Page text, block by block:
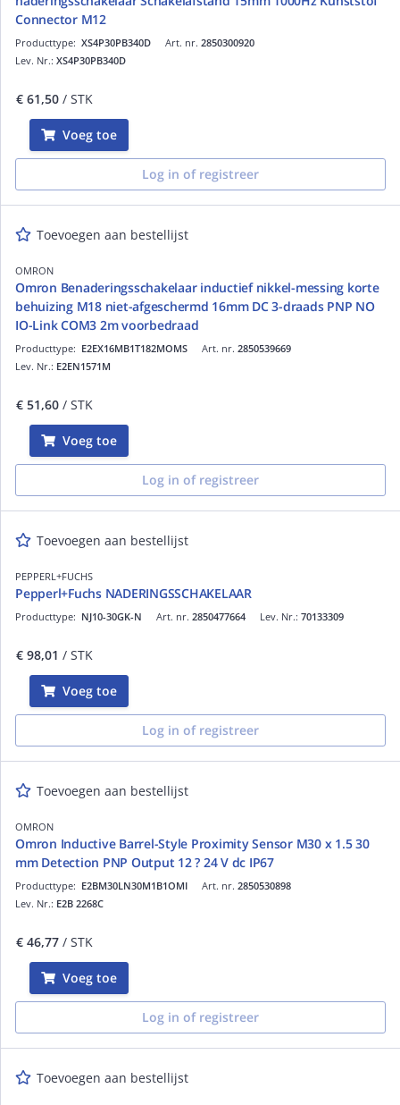
Connector M12
Art. nr. 2850300920
Producttype: XS4P30PB340D
Lev. Nr.: XS4P30PB340D
€ 61,50 / STK
Voeg toe
Log in of registreer
Toevoegen aan bestellijst
OMRON
Omron Benaderingsschakelaar inductief nikkel-messing korte
behuizing M18 niet-afgeschermd 16mm DC 3-draads PNP NO
IO-Link COM3 2m voorbedraad
Art. nr. 2850539669
Producttype: E2EX16MB1T182MOMS
Lev. Nr.: E2EN1571M
€ 51,60 / STK
Voeg toe
Log in of registreer
Toevoegen aan bestellijst
PEPPERL+FUCHS
Pepperl+Fuchs NADERINGSSCHAKELAAR
Art. nr. 2850477664
Producttype: NJ10-30GK-N Lev. Nr.: 70133309
€ 98,01 / STK
Voeg toe
Log in of registreer
Toevoegen aan bestellijst
OMRON
Omron Inductive Barrel-Style Proximity Sensor M30 x 1.5 30
mm Detection PNP Output 12 ? 24 V dc IP67
Art. nr. 2850530898
Producttype: E2BM30LN30M1B1OMI
Lev. Nr.: E2B 2268C
€ 46,77 / STK
Voeg toe
Log in of registreer
Toevoegen aan bestellijst